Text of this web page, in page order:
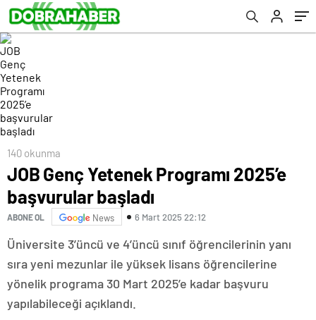
140 okunma
JOB Genç Yetenek Programı 2025’e
başvurular başladı
ABONE OL News 6 Mart 2025 22:12
Üniversite 3’üncü ve 4’üncü sınıf öğrencilerinin yanı
sıra yeni mezunlar ile yüksek lisans öğrencilerine
yönelik programa 30 Mart 2025’e kadar başvuru
yapılabileceği açıklandı.